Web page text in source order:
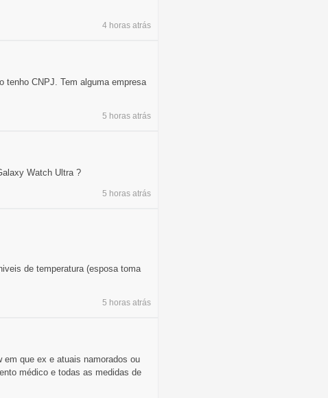
4 horas atrás
tenho CNPJ. Tem alguma empresa
5 horas atrás
Watch Ultra ?
5 horas atrás
de temperatura (esposa toma
5 horas atrás
que ex e atuais namorados ou
médico e todas as medidas de